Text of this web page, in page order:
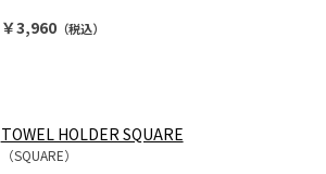
￥3,960（税込）
TOWEL HOLDER SQUARE
（SQUARE）